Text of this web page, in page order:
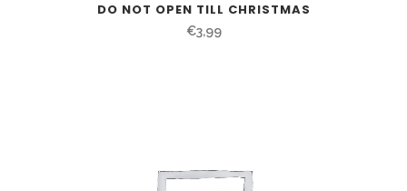
DO NOT OPEN TILL CHRISTMAS
€3,99